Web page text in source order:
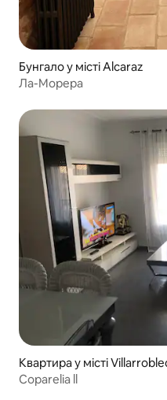
Бунгало у місті Alcaraz
Ла-Морера
Квартира у місті
Coparelia ll